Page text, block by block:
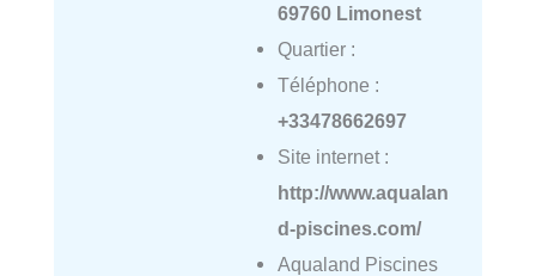
69760 Limonest
Quartier :
Téléphone :
+33478662697
Site internet :
http://www.aqualan
d-piscines.com/
Aqualand Piscines